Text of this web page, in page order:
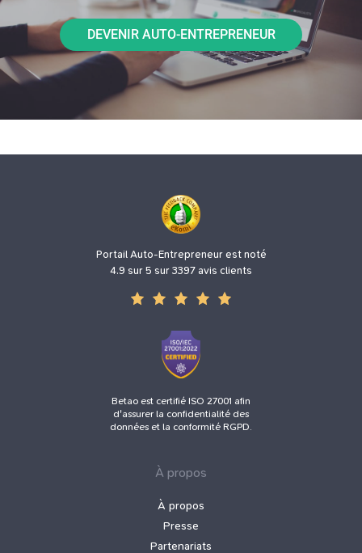
DEVENIR AUTO-ENTREPRENEUR
Portail Auto-Entrepreneur est noté
4.9 sur 5 sur 3397 avis clients
Betao est certifié ISO 27001 afin
d'assurer la confidentialité des
données et la conformité RGPD.
À propos
À propos
Presse
Partenariats